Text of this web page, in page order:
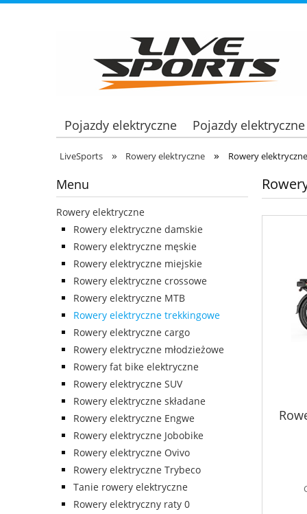
Pojazdy elektryczne Pojazdy
LiveSports » Rowery elektryczne » Rowery
Menu
Rowery elektryczne
Rowery elektryczne damskie
Rowery elektryczne męskie
Rowery elektryczne miejskie
Rowery elektryczne crossowe
Rowery elektryczne MTB
Rowery elektryczne trekkingowe
Rowery elektryczne cargo
Rowery elektryczne młodzieżowe
Rowery fat bike elektryczne
Rowery elektryczne SUV
Rowery elektryczne składane
Rowery elektryczne Engwe
Rowery elektryczne Jobobike
Rowery elektryczne Ovivo
Rowery elektryczne Trybeco
Tanie rowery elektryczne
Rowery elektryczny raty 0